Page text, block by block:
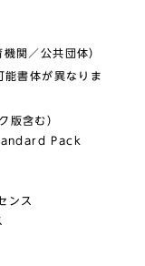
関／公共団体）
書体が異なりま
版含む）
Pack
ンス